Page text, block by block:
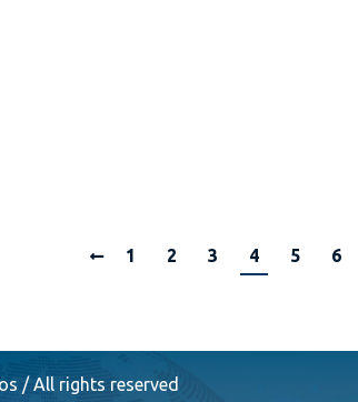
1 2 3 4 5 6
/ All rights reserved